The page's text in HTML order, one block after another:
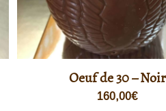
Oeuf de 30 – Noir
160,00€